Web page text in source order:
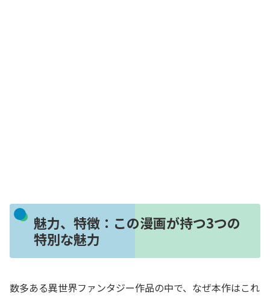
魅力、特徴：この漫画が持つ3つの
特別な魅力
数多ある異世界ファンタジー作品の中で、なぜ本作はこれ